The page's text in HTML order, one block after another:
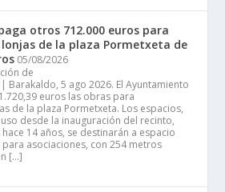
otros 712.000 euros para
de la plaza Pormetxeta de
05/08/2026
de
Barakaldo, 5 ago 2026. El Ayuntamiento
euros las obras para
de la plaza Pormetxeta. Los espacios,
desde la inauguración del recinto,
14 años, se destinarán a espacio
asociaciones, con 254 metros
[…]